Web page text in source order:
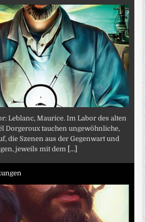
Leblanc, Maurice. Im Labor des alten
Dorgeroux tauchen ungewöhnliche,
die Szenen aus der Gegenwart und
jeweils mit dem [...]